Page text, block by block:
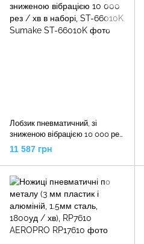
Лобзик пневматичний, зі
зниженою вібрацією 10 000 рез
/ хв в наборі, ST-66010K
11 587 грн